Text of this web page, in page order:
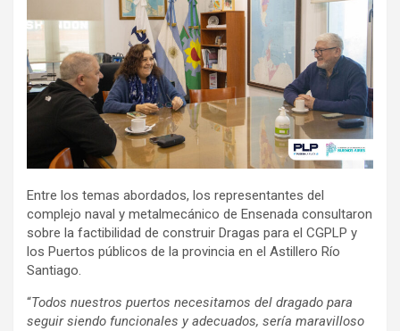
Entre los temas abordados, los representantes del
complejo naval y metalmecánico de Ensenada consultaron
sobre la factibilidad de construir Dragas para el CGPLP y
los Puertos públicos de la provincia en el Astillero Río
Santiago.
“Todos nuestros puertos necesitamos del dragado para
seguir siendo funcionales y adecuados, sería maravilloso